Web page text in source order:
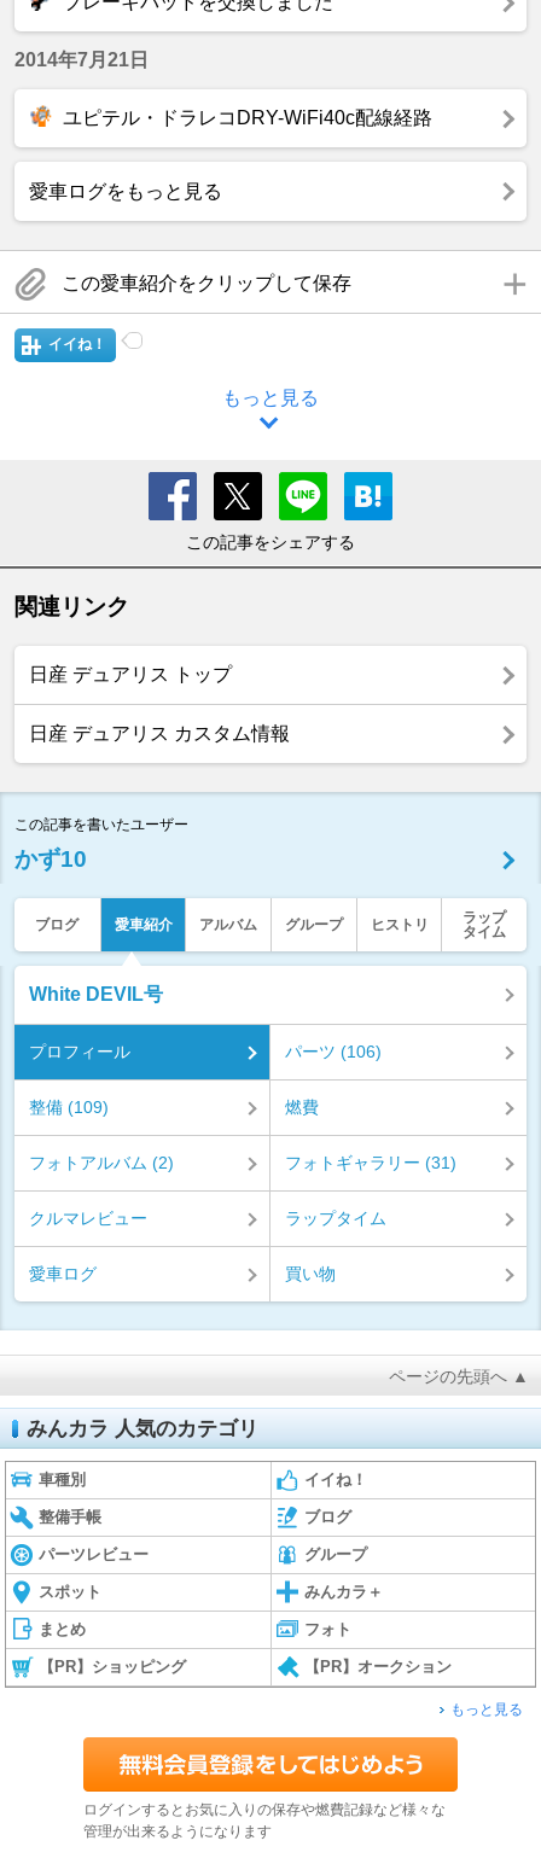
2014年7月21日
ユピテル・ドラレコDRY-WiFi40c配線経路
愛車ログをもっと見る
この愛車紹介をクリップして保存
イイね！
もっと見る
この記事をシェアする
関連リンク
日産 デュアリス トップ
日産 デュアリス カスタム情報
この記事を書いたユーザー
かず10
ブログ 愛車紹介 アルバム グループ ヒストリ
ラップ
タイム
White DEVIL号
プロフィール パーツ (106)
整備 (109) 燃費
フォトアルバム (2) フォトギャラリー (31)
クルマレビュー ラップタイム
愛車ログ 買い物
ページの先頭へ ▲
みんカラ 人気のカテゴリ
車種別 イイね！
整備手帳 ブログ
パーツレビュー グループ
スポット みんカラ＋
まとめ フォト
【PR】ショッピング 【PR】オークション
もっと見る
ログインするとお気に入りの保存や燃費記録など様々な
管理が出来るようになります